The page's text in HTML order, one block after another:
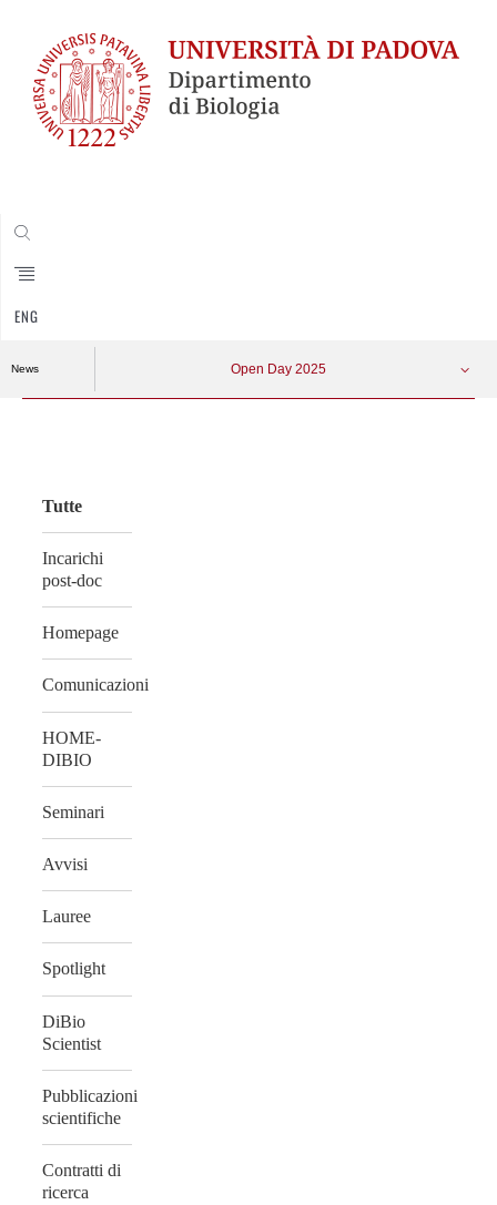
ENG
News Open Day 2025
Tutte
Incarichi
post-doc
Homepage
Comunicazioni
HOME-
DIBIO
Seminari
Avvisi
Lauree
Spotlight
DiBio
Scientist
Pubblicazioni
scientifiche
Contratti di
ricerca